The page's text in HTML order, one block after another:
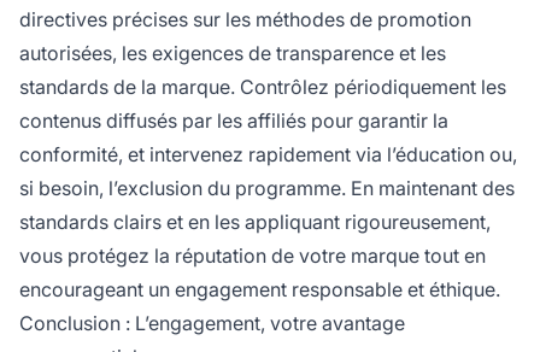
directives précises sur les méthodes de promotion
autorisées, les exigences de transparence et les
standards de la marque. Contrôlez périodiquement les
contenus diffusés par les affiliés pour garantir la
conformité, et intervenez rapidement via l’éducation ou,
si besoin, l’exclusion du programme. En maintenant des
standards clairs et en les appliquant rigoureusement,
vous protégez la réputation de votre marque tout en
encourageant un engagement responsable et éthique.
Conclusion : L’engagement, votre avantage